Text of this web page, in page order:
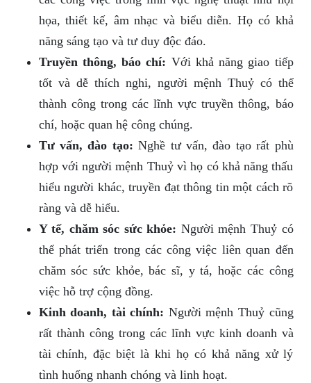
họa, thiết kế, âm nhạc và biểu diễn. Họ có khả
năng sáng tạo và tư duy độc đáo.
Truyền thông, báo chí: Với khả năng giao tiếp
tốt và dễ thích nghi, người mệnh Thuỷ có thể
thành công trong các lĩnh vực truyền thông, báo
chí, hoặc quan hệ công chúng.
Tư vấn, đào tạo: Nghề tư vấn, đào tạo rất phù
hợp với người mệnh Thuỷ vì họ có khả năng thấu
hiểu người khác, truyền đạt thông tin một cách rõ
ràng và dễ hiểu.
Y tế, chăm sóc sức khỏe: Người mệnh Thuỷ có
thể phát triển trong các công việc liên quan đến
chăm sóc sức khỏe, bác sĩ, y tá, hoặc các công
việc hỗ trợ cộng đồng.
Kinh doanh, tài chính: Người mệnh Thuỷ cũng
rất thành công trong các lĩnh vực kinh doanh và
tài chính, đặc biệt là khi họ có khả năng xử lý
tình huống nhanh chóng và linh hoạt.